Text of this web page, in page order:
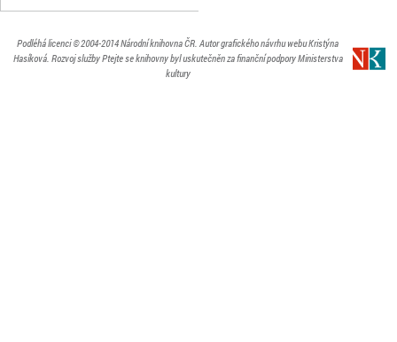
Podléhá licenci© 2004-2014Národní knihovna ČR. Autor grafického návrhu webu Kristýna
Hasíková. Rozvoj služby Ptejte se knihovny byl uskutečněn za finanční podpory Ministerstva
kultury